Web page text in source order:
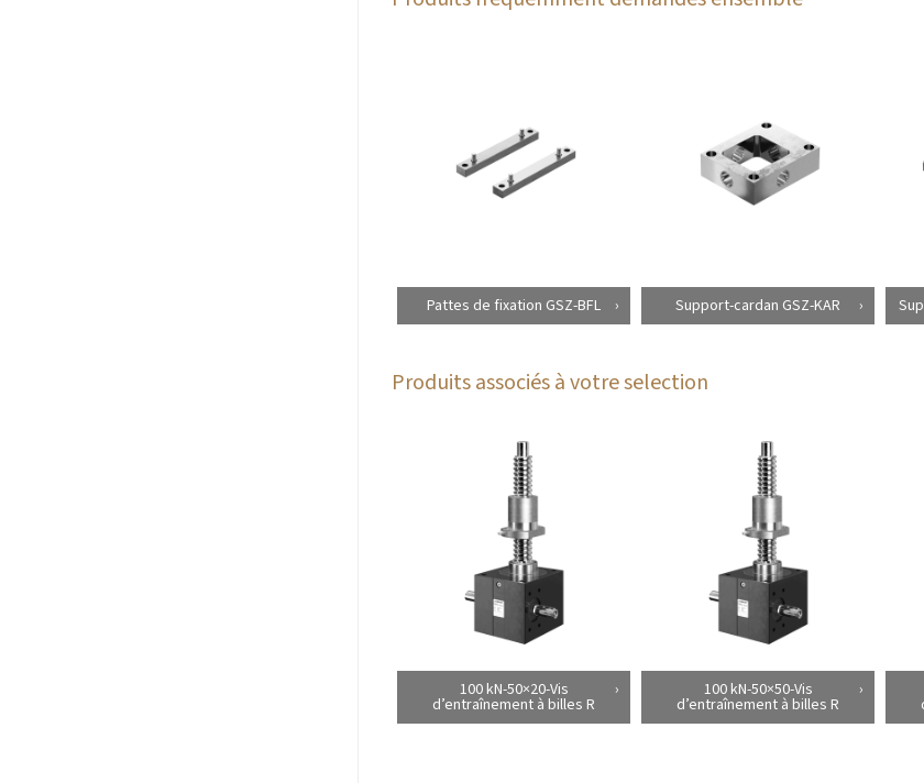
Pattes de fixation GSZ-BFL Support-cardan GSZ-KAR
Produits associés à votre selection
100 kN-50×20-Vis
d’entraînement à billes R
100 kN-50×50-Vis
d’entraînement à billes R